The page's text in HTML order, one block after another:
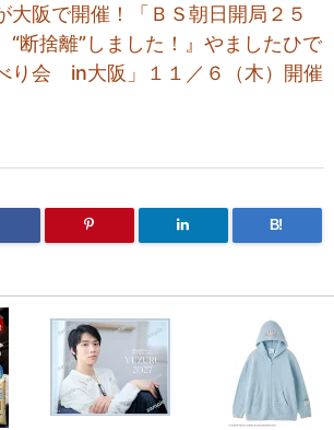
大阪で開催！「ＢＳ朝日開局２５
“断捨離”しました！』やましたひで
り会 in大阪」１１／６（木）開催
B!